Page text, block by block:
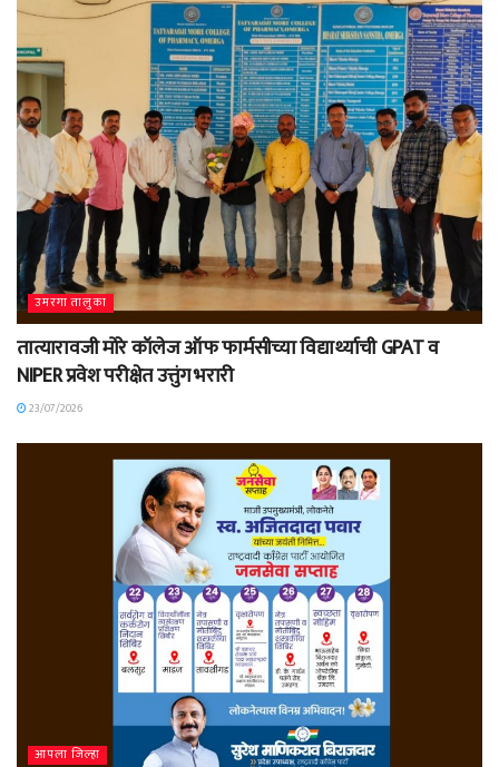
उमरगा तालुका
तात्यारावजी मोरे कॉलेज ऑफ फार्मसीच्या विद्यार्थ्याची GPAT व
NIPER प्रवेश परीक्षेत उत्तुंग भरारी
23/07/2026
आपला जिल्हा